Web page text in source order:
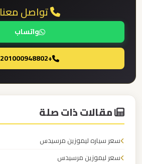
تواصل معنا
واتساب
+201000948802
مقالات ذات صلة
سعر سياره ليموزين مرسيدس
سعر ليموزين مرسيدس
العلمين
الجديدة
ليموزين
مطار
العلمين
ليموزين
العالمين